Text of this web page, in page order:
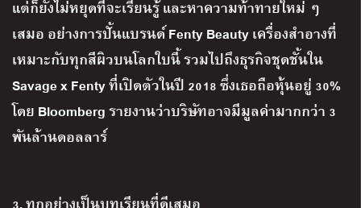
แต่ก็ยังไม่หยุดที่จะเรียนรู้ และหาความท้าทายใหม่ ๆ
เสมอ อย่างการปั้นแบรนด์Fenty Beautyเครื่องสำอางที่
เหมาะกับทุกสีผิวบนโลกใบนี้ รวมไปถึงธุรกิจชุดชั้นใน
Savage x Fentyที่เปิดตัวในปี 2018ซึ่งเธอถือหุ้นอยู่ 30%
โดย Bloombergรายงานว่าบริษัทอาจมีมูลค่ามากกว่า 3
พันล้านดอลลาร์
3.ทุกอย่างเป็นบทเรียนที่ดีเสมอ